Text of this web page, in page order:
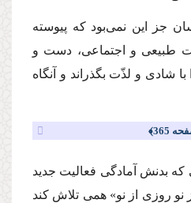
جز این نمى‌بود كه پیوسته
طبیعى و اجتماعى، دست و
با شادى و لذّت بگذراند و آنگاه
365﴾
كه بدنش آمادگى فعالیت جدید
نو روزى از نو» همى تلاش كند